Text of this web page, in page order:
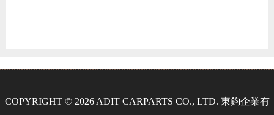
COPYRIGHT © 2026 ADIT CARPARTS CO., LTD. 東鈞企業有